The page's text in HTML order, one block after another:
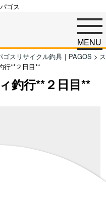
ゴス
MENU
スリサイクル釣具｜PAGOS > ス
行**２日目**
釣行**２日目**